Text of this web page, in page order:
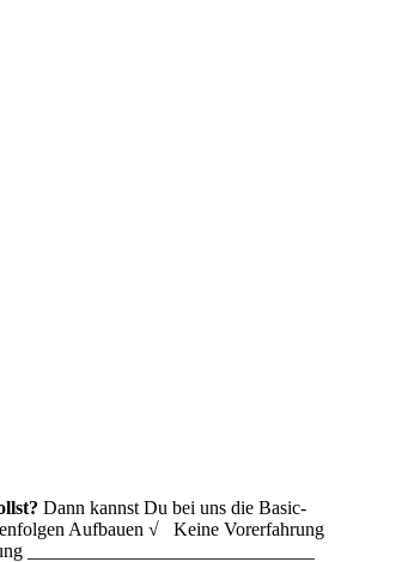
Dann kannst Du bei uns die Basic-
Aufbauen √ Keine Vorerfahrung
______________________________